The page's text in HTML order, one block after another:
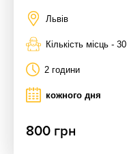
Львів
Кількість місць - 30
2 години
кожного дня
800 грн